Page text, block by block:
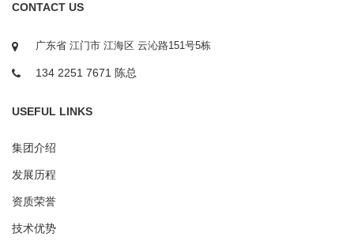
CONTACT US
广东省 江门市 江海区 云沁路151号5栋
134 2251 7671 陈总
USEFUL LINKS
集团介绍
发展历程
资质荣誉
技术优势